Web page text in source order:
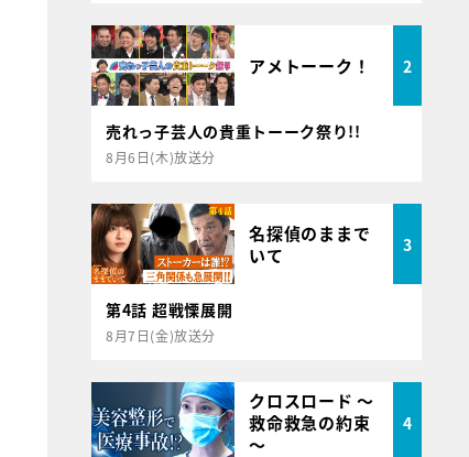
アメトーーク！ 2
売れっ子芸人の貴重トーーク祭り!!
8月6日(木)放送分
名探偵のままで
いて
3
第4話 超戦慄展開
8月7日(金)放送分
クロスロード ～
救命救急の約束
～
4